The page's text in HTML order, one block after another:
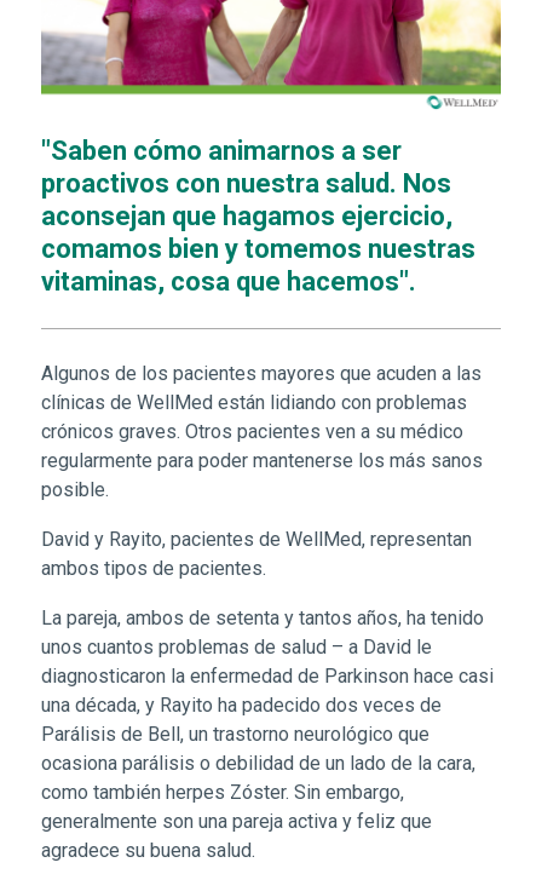
"Saben cómo animarnos a ser
proactivos con nuestra salud. Nos
aconsejan que hagamos ejercicio,
comamos bien y tomemos nuestras
vitaminas, cosa que hacemos".
Algunos de los pacientes mayores que acuden a las
clínicas de WellMed están lidiando con problemas
crónicos graves. Otros pacientes ven a su médico
regularmente para poder mantenerse los más sanos
posible.
David y Rayito, pacientes de WellMed, representan
ambos tipos de pacientes.
La pareja, ambos de setenta y tantos años, ha tenido
unos cuantos problemas de salud – a David le
diagnosticaron la enfermedad de Parkinson hace casi
una década, y Rayito ha padecido dos veces de
Parálisis de Bell, un trastorno neurológico que
ocasiona parálisis o debilidad de un lado de la cara,
como también herpes Zóster. Sin embargo,
generalmente son una pareja activa y feliz que
agradece su buena salud.